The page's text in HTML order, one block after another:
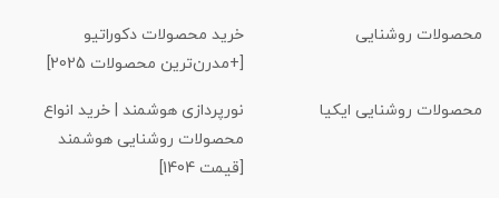
محصولات روشنایی
خرید محصولات دکوراتیو
[+مدرن‌ترین محصولات 2025]
محصولات روشنایی ایکیا
نورپردازی هوشمند | خرید انواع
محصولات روشنایی هوشمند
[قیمت 1404]